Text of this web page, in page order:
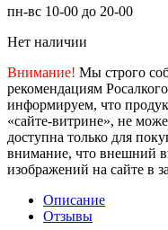
пн-вс 10-00 до 20-00
Нет наличии
Внимание! Мы строго
рекомендациям
информируем, что
«сайте-витрине», не
доступна только для
внимание, что внешний
изображений на сайте в
Описание
Отзывы